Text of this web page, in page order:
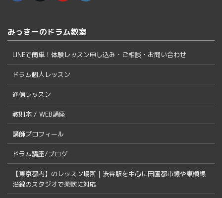
みっきーのドラム教室
LINEで簡単！体験レッスン申し込み・ご相談・お問い合わせ
ドラム個人レッスン
通信レッスン
教則本 / WEB講座
講師プロフィール
ドラム講座/ブログ
【東京都内】のレッスン場所｜渋谷駅を中心に田園都市線や東横線
沿線のスタジオで柔軟に対応